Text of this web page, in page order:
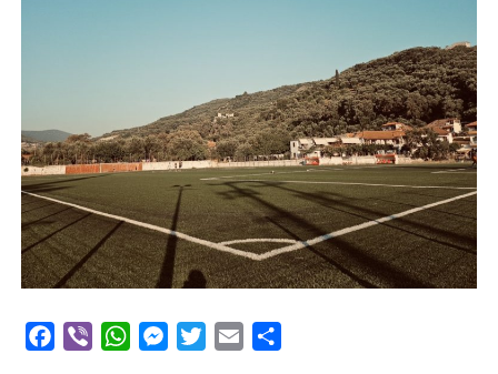
Facebook
Viber WhatsAppMessengerTwitterEmail